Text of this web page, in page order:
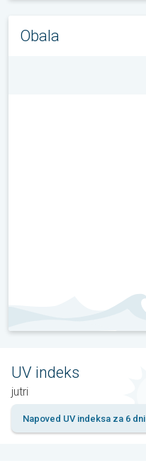
Obala
UV indeks
jutri
Napoved UV indeksa za 6 dni